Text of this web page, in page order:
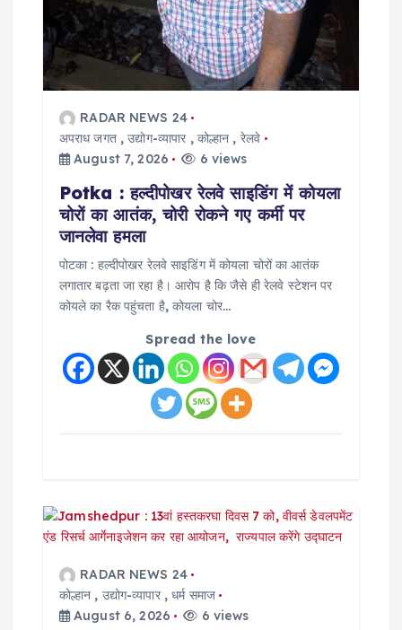
RADAR NEWS 24
अपराध जगत,उद्योग-व्यापार , कोल्हान , रेलवे
August 7, 2026
6 views
Potka : हल्दीपोखर रेलवे साइडिंग में कोयला
चोरों का आतंक, चोरी रोकने गए कर्मी पर
जानलेवा हमला
पोटका : हल्दीपोखर रेलवे साइडिंग में कोयला चोरों का आतंक
लगातार बढ़ता जा रहा है। आरोप है कि जैसे ही रेलवे स्टेशन पर
कोयले का रैक पहुंचता है, कोयला चोर…
Spread the love
RADAR NEWS 24
कोल्हान , उद्योग-व्यापार,धर्म समाज
August 6, 2026
6 views